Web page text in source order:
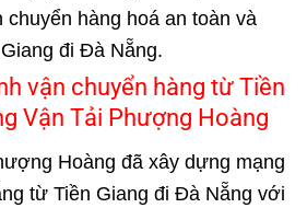
chuyển hàng hoá an toàn và
đi Đà Nẵng.
vận chuyển hàng từ Tiền
Vận Tải Phượng Hoàng
Hoàng đã xây dựng mạng
từ Tiền Giang đi Đà Nẵng với